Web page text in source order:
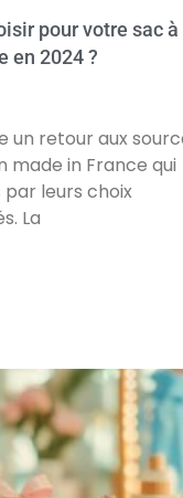
pour votre sac à
en 2024 ?
un retour aux
made in France qui
leurs choix
La